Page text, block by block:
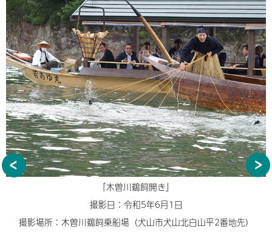
「木曽川鵜飼開き」
撮影日：令和5年6月1日
撮影場所：木曽川鵜飼乗船場（犬山市犬山北白山平2番地先）